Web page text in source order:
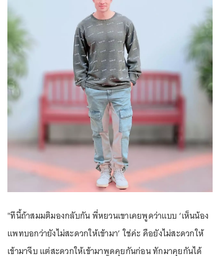
"ทีนี้ถ้าสมมติมองกลับกัน พี่หยวนเขาเคยพูดว่าแบบ ‘เห็นน้อง
แพทบอกว่ายังไม่สะดวกให้เข้ามา’ ใช่ค่ะ คือยังไม่สะดวกให้
เข้ามาจีบ แต่สะดวกให้เข้ามาพูดคุยกันก่อน ทักมาคุยกันได้